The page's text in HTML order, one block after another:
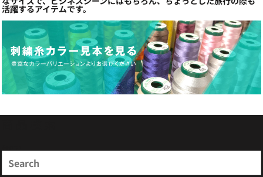
活躍するアイテムです。